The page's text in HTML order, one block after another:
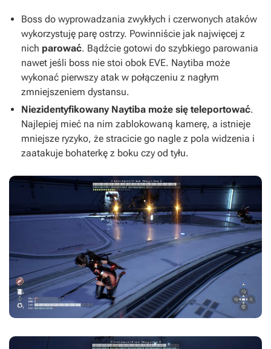
Boss do wyprowadzania zwykłych i czerwonych ataków
wykorzystuję parę ostrzy. Powinniście jak najwięcej z
nich parować. Bądźcie gotowi do szybkiego parowania
nawet jeśli boss nie stoi obok EVE. Naytiba może
wykonać pierwszy atak w połączeniu z nagłym
zmniejszeniem dystansu.
Niezidentyfikowany Naytiba może się teleportować.
Najlepiej mieć na nim zablokowaną kamerę, a istnieje
mniejsze ryzyko, że stracicie go nagle z pola widzenia i
zaatakuje bohaterkę z boku czy od tyłu.